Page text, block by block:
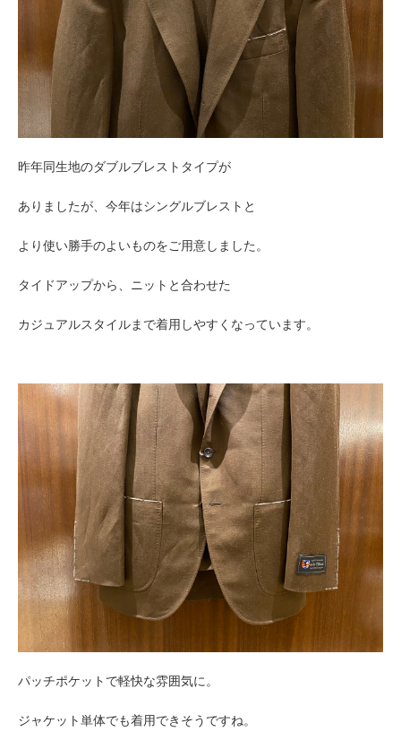
昨年同生地のダブルブレストタイプが
ありましたが、今年はシングルブレストと
より使い勝手のよいものをご用意しました。
タイドアップから、ニットと合わせた
カジュアルスタイルまで着用しやすくなっています。
パッチポケットで軽快な雰囲気に。
ジャケット単体でも着用できそうですね。